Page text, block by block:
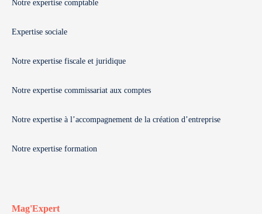
Notre expertise comptable
Expertise sociale
Notre expertise fiscale et juridique
Notre expertise commissariat aux comptes
Notre expertise à l’accompagnement de la création d’entreprise
Notre expertise formation
Mag'Expert